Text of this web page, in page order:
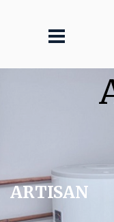
ARTISAN